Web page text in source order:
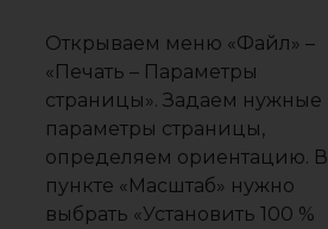
Открываем меню «Файл» –
«Печать – Параметры
страницы». Задаем нужные
параметры страницы,
определяем ориентацию. В
пункте «Масштаб» нужно
выбрать «Установить 100 %